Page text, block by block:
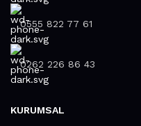
0555 822 77 61
0262 226 86 43
KURUMSAL